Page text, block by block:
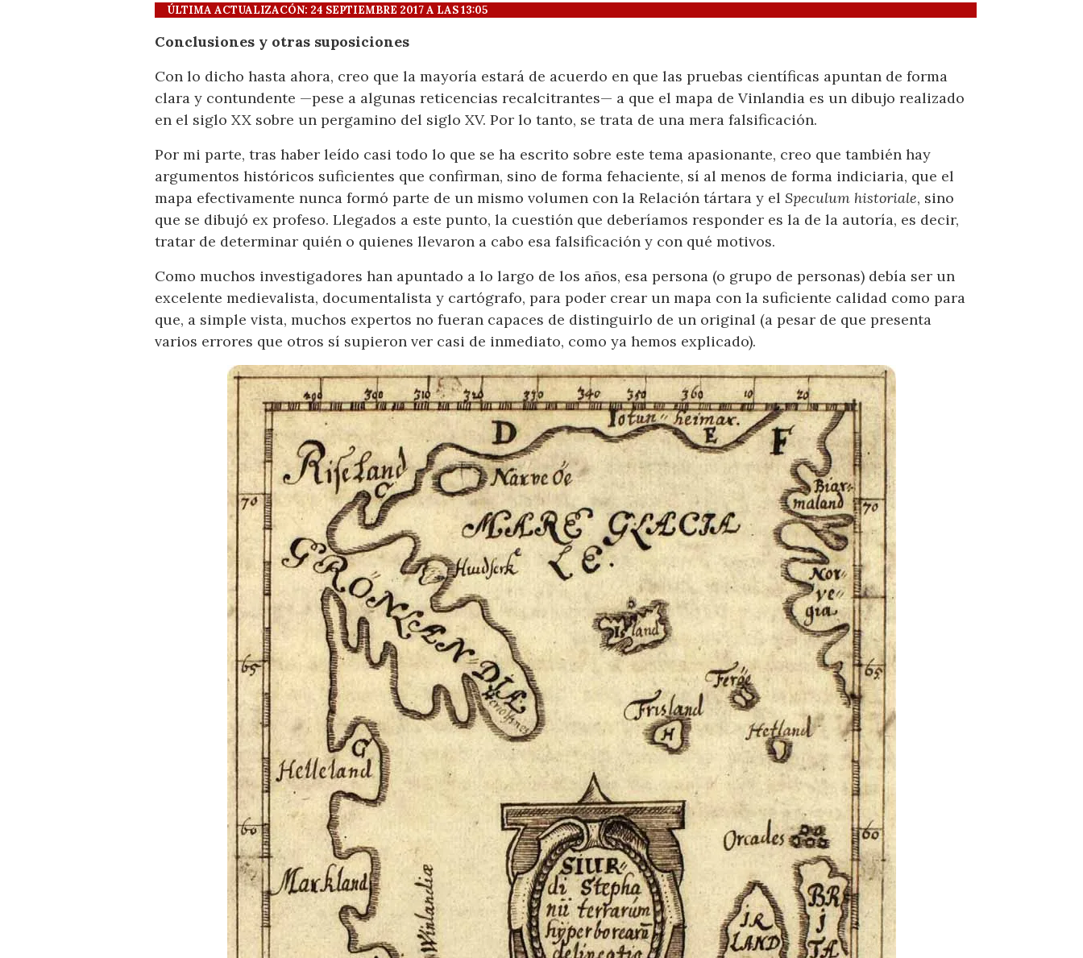
ÚLTIMA ACTUALIZACÓN: 24 SEPTIEMBRE 2017 A LAS 13:05
Conclusiones y otras suposiciones
Con lo dicho hasta ahora, creo que la mayoría estará de acuerdo en que las pruebas científicas apuntan de forma
clara y contundente —pese a algunas reticencias recalcitrantes— a que el mapa de Vinlandia es un dibujo realizado
en el siglo XX sobre un pergamino del siglo XV. Por lo tanto, se trata de una mera falsificación.
Por mi parte, tras haber leído casi todo lo que se ha escrito sobre este tema apasionante, creo que también hay
argumentos históricos suficientes que confirman, sino de forma fehaciente, sí al menos de forma indiciaria, que el
mapa efectivamente nunca formó parte de un mismo volumen con la Relación tártara y el Speculum historiale, sino
que se dibujó ex profeso. Llegados a este punto, la cuestión que deberíamos responder es la de la autoría, es decir,
tratar de determinar quién o quienes llevaron a cabo esa falsificación y con qué motivos.
Como muchos investigadores han apuntado a lo largo de los años, esa persona (o grupo de personas) debía ser un
excelente medievalista, documentalista y cartógrafo, para poder crear un mapa con la suficiente calidad como para
que, a simple vista, muchos expertos no fueran capaces de distinguirlo de un original (a pesar de que presenta
varios errores que otros sí supieron ver casi de inmediato, como ya hemos explicado).